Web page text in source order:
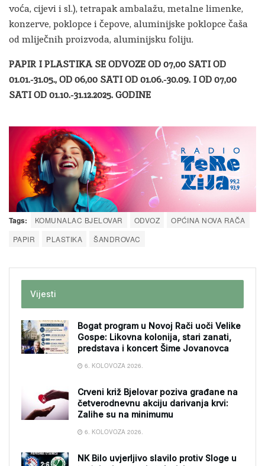
voća, cijevi i sl.), tetrapak ambalažu, metalne limenke,
konzerve, poklopce i čepove, aluminijske poklopce čaša
od mliječnih proizvoda, aluminijsku foliju.
PAPIR I PLASTIKA SE ODVOZE OD 07,00 SATI OD
01.01.-31.05., OD 06,00 SATI OD 01.06.-30.09. I OD 07,00
SATI OD 01.10.-31.12.2025. GODINE
Tags: KOMUNALAC BJELOVAR ODVOZ
OPĆINA NOVA RAČA
PAPIR
PLASTIKA ŠANDROVAC
Vijesti
Bogat program u Novoj Rači uoči Velike
Gospe: Likovna kolonija, stari zanati,
predstava i koncert Šime Jovanovca
6. KOLOVOZA 2026.
Crveni križ Bjelovar poziva građane na
četverodnevnu akciju darivanja krvi:
Zalihe su na minimumu
6. KOLOVOZA 2026.
NK Bilo uvjerljivo slavilo protiv Sloge u